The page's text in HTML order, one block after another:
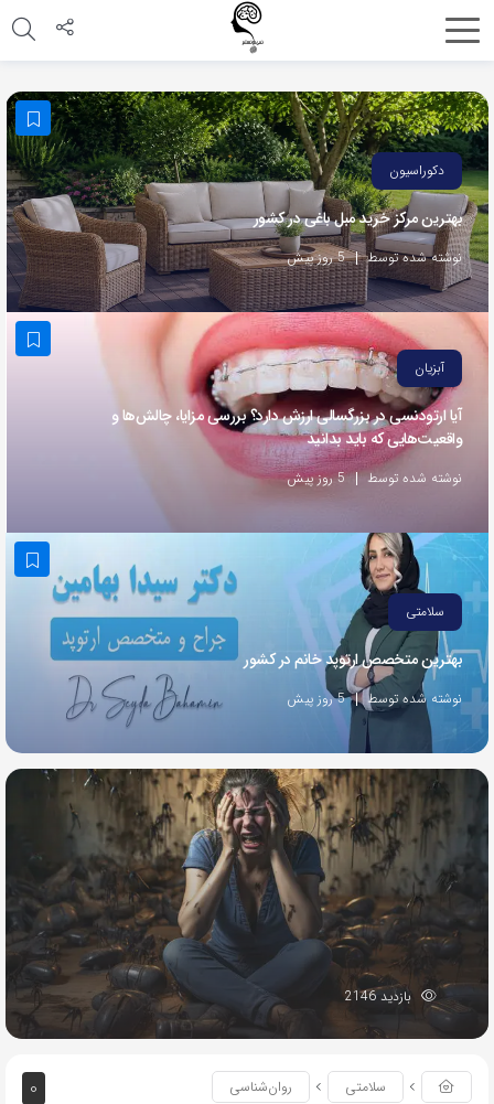
اشتراک
با
استفاده
از
روش‌های
زیر
می‌توانید
این
صفحه
دوستان
خود
اشتراک
بگذارید.
کپی
لینک
دکوراسیون
بهترین مرکز خرید مبل باغی در کشور
نوشته شده توسط 5 روز پیش
آبزیان
آیا ارتودنسی در بزرگسالی ارزش دارد؟ بررسی مزایا، چالش‌ها و
واقعیت‌هایی که باید بدانید
نوشته شده توسط 5 روز پیش
سلامتی
بهترین متخصص ارتوپد خانم در کشور
نوشته شده توسط 5 روز پیش
بازدید 2146
0 سلامتی روان‌شناسی